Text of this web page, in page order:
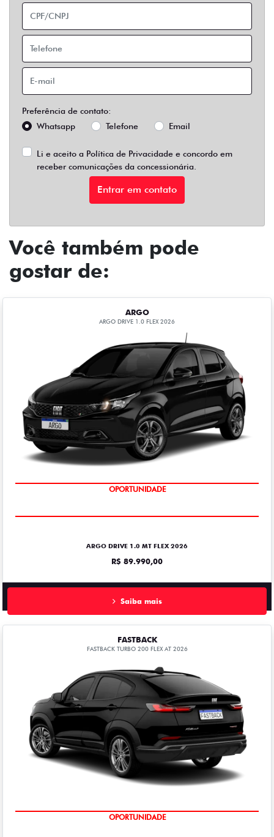
Preferência de contato:
Whatsapp
Telefone Email
Li e aceito a Política de Privacidade e concordo em
receber comunicações da concessionária.
Entrar em contato
Você também pode
gostar de:
ARGO
ARGO DRIVE 1.0 FLEX 2026
OPORTUNIDADE
ARGO DRIVE 1.0 MT FLEX 2026
R$ 89.990,00
Saiba mais
FASTBACK
FASTBACK TURBO 200 FLEX AT 2026
OPORTUNIDADE